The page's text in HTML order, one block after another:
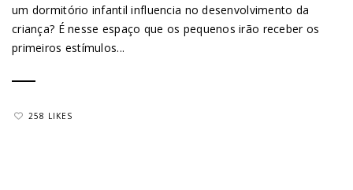
um dormitório infantil influencia no desenvolvimento da
criança? É nesse espaço que os pequenos irão receber os
primeiros estímulos...
258 LIKES